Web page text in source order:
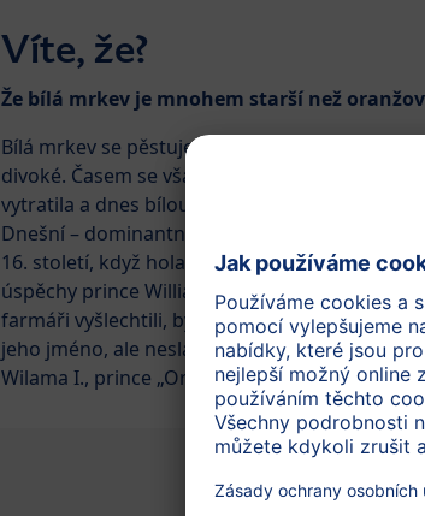
Víte, že?
Že bílá mrkev je mnohem starší než
Bílá mrkev se pěstuje po staletí. Je vyšlechtěná
divoké. Časem se však tradice pěstování bílé
vytratila a dnes bílou mrkev najdeme velmi
Dnešní – dominantní oranžová odrůda se
16. století, když holandští farmáři chtěli uctít
úspěchy prince Williama I. "Královská
farmáři vyšlechtili, byla hned dvojí poctou.
jeho jméno, ale nesla především i barvu
Wilama I., prince „Oranžského“.